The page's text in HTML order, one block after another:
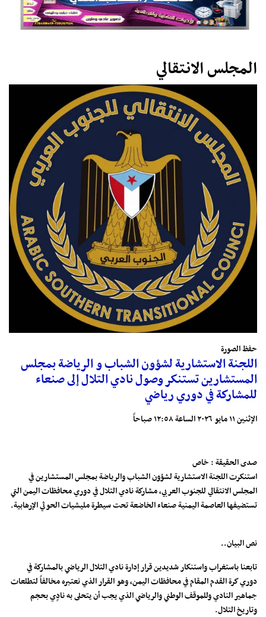
المجلس الانتقالي
حفظ الصورة
اللجنة الاستشارية لشؤون الشباب و الرياضة بمجلس
المستشارين تستنكر وصول نادي التلال إلى صنعاء
للمشاركة في دوري رياضي
الإثنين ١١ مايو ٢٠٢٦ الساعة ١٢:٥٨ صباحاً
صدى الحقيقة : خاص
استنكرت اللجنة الاستشارية لشؤون الشباب والرياضة بمجلس المستشارين في
المجلس الانتقالي للجنوب العربي، مشاركة نادي التلال في دوري محافظات اليمن التي
تستضيفها العاصمة اليمنية صنعاء الخاضعة تحت سيطرة مليشيات الحوثي الإرهابية.
نص البيان..
تابعنا باستغراب واستنكار شديدين قرار إدارة نادي التلال الرياضي بالمشاركة في
دوري كرة القدم المقام في محافظات اليمن، وهو القرار الذي نعتبره مخالفاً لتطلعات
جماهير النادي وللموقف الوطني والرياضي الذي يجب أن يتحلى به نادٍي بحجم
وتاريخ التلال.